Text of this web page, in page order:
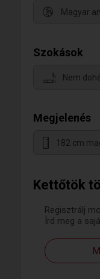
Kettőtök
Regisztrálj
Írd meg a
Magyar
Szokások
Nem
Megjelenés
182 cm